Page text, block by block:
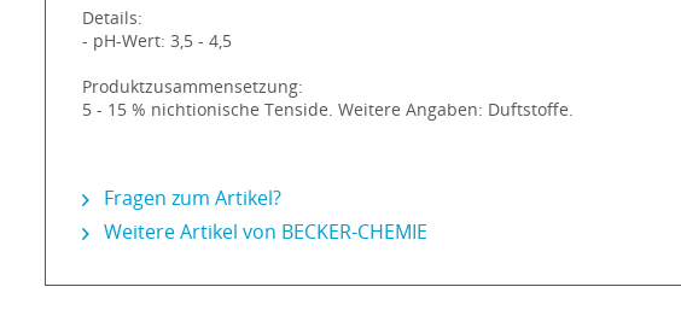
Details:
- pH-Wert: 3,5 - 4,5
Produktzusammensetzung:
5 - 15 % nichtionische Tenside. Weitere Angaben: Duftstoffe.
Fragen zum Artikel?
Weitere Artikel von BECKER-CHEMIE